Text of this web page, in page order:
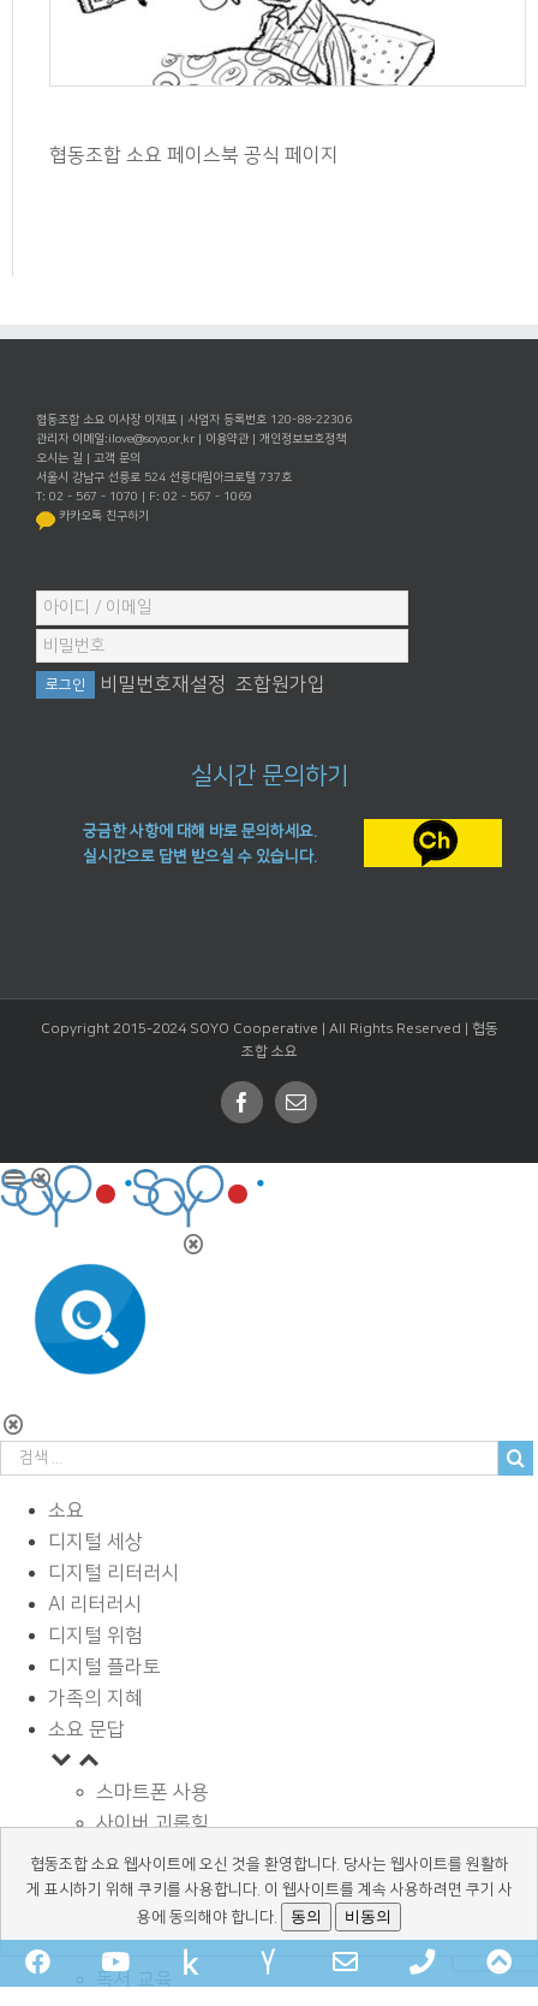
협동조합 소요 페이스북 공식 페이지
협동조합 소요 이사장 이재포 | 사업자 등록번호 120-88-22306
관리자 이메일:ilove@soyo.or.kr | 이용약관 | 개인정보보호정책
오시는 길 | 고객 문의
서울시 강남구 선릉로 524 선릉대림아크로텔 737호
T: 02 - 567 - 1070 | F: 02 - 567 - 1069
카카오톡 친구하기
비밀번호재설정 조합원가입
실시간 문의하기
궁금한 사항에 대해 바로 문의하세요.
실시간으로 답변 받으실 수 있습니다.
Copyright 2015-2024 SOYO Cooperative | All Rights Reserved | 협동
조합 소요
Facebook
Email
소요
디지털 세상
디지털 리터러시
AI 리터러시
디지털 위험
디지털 플라토
가족의 지혜
소요 문답
스마트폰 사용
사이버 괴롭힘
페이스북과 SNS
디지털과 학습
광고 바로알기
정보보호와 안전
독서 교육
FacebookYouTube kakaochannel
Naver-
Email
Phone
협동조합 소요 웹사이트에 오신 것을 환영합니다. 당사는 웹사이트를 원활하
게 표시하기 위해 쿠키를 사용합니다. 이 웹사이트를 계속 사용하려면 쿠기 사
용에 동의해야 합니다.
동의 비동의